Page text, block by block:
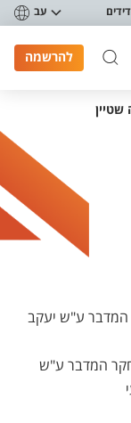
עב
להרשמה
שטיין
המדבר ע"ש יעקב
המדבר ע"ש